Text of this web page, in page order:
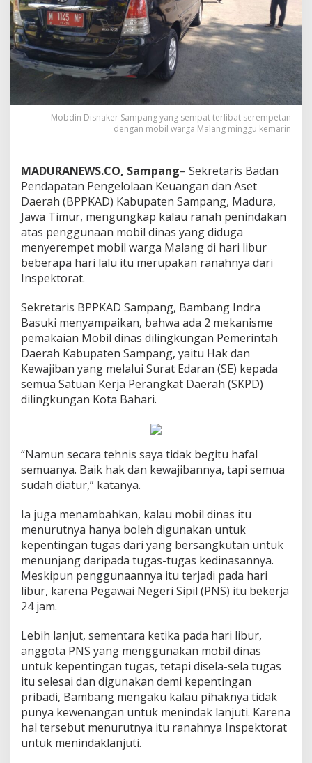
Mobdin Disnaker Sampang yang sempat terlibat serempetan
dengan mobil warga Malang minggu kemarin
MADURANEWS.CO, Sampang– Sekretaris Badan
Pendapatan Pengelolaan Keuangan dan Aset
Daerah (BPPKAD) Kabupaten Sampang, Madura,
Jawa Timur, mengungkap kalau ranah penindakan
atas penggunaan mobil dinas yang diduga
menyerempet mobil warga Malang di hari libur
beberapa hari lalu itu merupakan ranahnya dari
Inspektorat.
Sekretaris BPPKAD Sampang, Bambang Indra
Basuki menyampaikan, bahwa ada 2 mekanisme
pemakaian Mobil dinas dilingkungan Pemerintah
Daerah Kabupaten Sampang, yaitu Hak dan
Kewajiban yang melalui Surat Edaran (SE) kepada
semua Satuan Kerja Perangkat Daerah (SKPD)
dilingkungan Kota Bahari.
“Namun secara tehnis saya tidak begitu hafal
semuanya. Baik hak dan kewajibannya, tapi semua
sudah diatur,” katanya.
Ia juga menambahkan, kalau mobil dinas itu
menurutnya hanya boleh digunakan untuk
kepentingan tugas dari yang bersangkutan untuk
menunjang daripada tugas-tugas kedinasannya.
Meskipun penggunaannya itu terjadi pada hari
libur, karena Pegawai Negeri Sipil (PNS) itu bekerja
24 jam.
Lebih lanjut, sementara ketika pada hari libur,
anggota PNS yang menggunakan mobil dinas
untuk kepentingan tugas, tetapi disela-sela tugas
itu selesai dan digunakan demi kepentingan
pribadi, Bambang mengaku kalau pihaknya tidak
punya kewenangan untuk menindak lanjuti. Karena
hal tersebut menurutnya itu ranahnya Inspektorat
untuk menindaklanjuti.